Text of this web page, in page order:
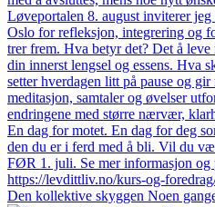
Den kollektive skyggen Noen